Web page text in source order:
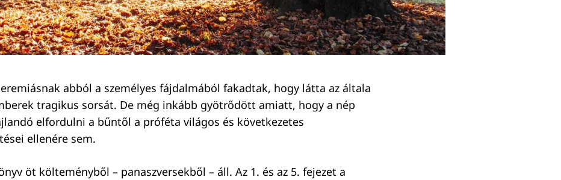
abból a személyes fájdalmából fakadtak, hogy látta az általa
tragikus sorsát. De még inkább gyötrődött amiatt, hogy a nép
elfordulni a bűntől a próféta világos és következetes
ellenére sem.
öt költeményből – panaszversekből – áll. Az 1. és az 5. fejezet a